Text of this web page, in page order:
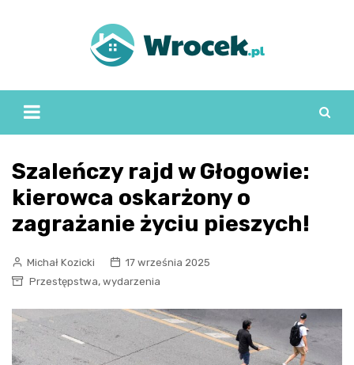
Szaleńczy rajd w Głogowie:
kierowca oskarżony o
zagrażanie życiu pieszych!
Michał Kozicki
17 września 2025
Przestępstwa, wydarzenia